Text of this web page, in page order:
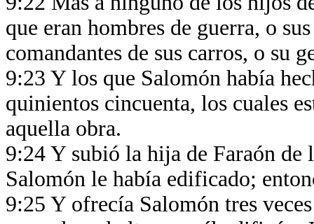
que eran hombres de guerra, o
comandantes de sus carros, o su
9:23 Y los que Salomón había
quinientos cincuenta, los cuales
aquella obra.
9:24 Y subió la hija de Faraón de
Salomón le había edificado;
9:25 Y ofrecía Salomón tres